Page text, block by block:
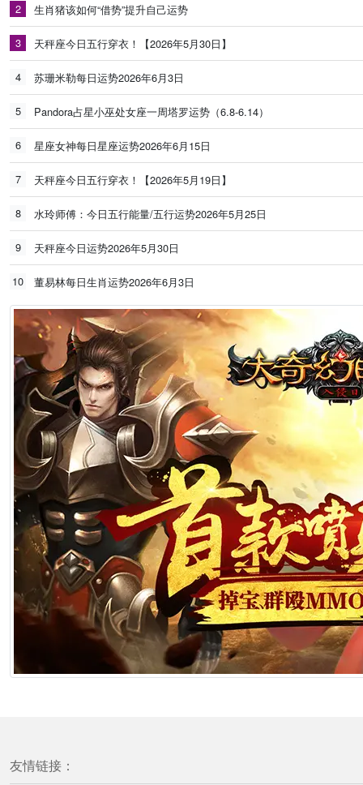
2 生肖猪该如何“借势”提升自己运势
3 天秤座今日五行穿衣！【2026年5月30日】
4 苏珊米勒每日运势2026年6月3日
5 Pandora占星小巫处女座一周塔罗运势（6.8-6.14）
6 星座女神每日星座运势2026年6月15日
7 天秤座今日五行穿衣！【2026年5月19日】
8 水玲师傅：今日五行能量/五行运势2026年5月25日
9 天秤座今日运势2026年5月30日
10 董易林每日生肖运势2026年6月3日
友情链接：